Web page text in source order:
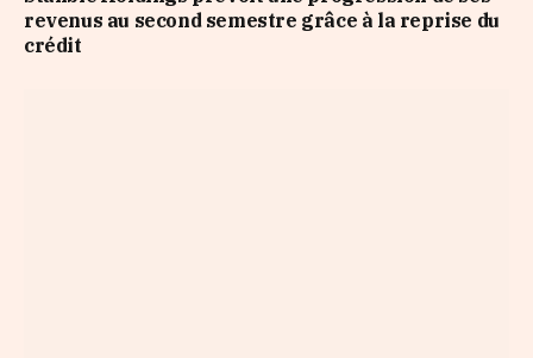
revenus au second semestre grâce à la reprise du
crédit